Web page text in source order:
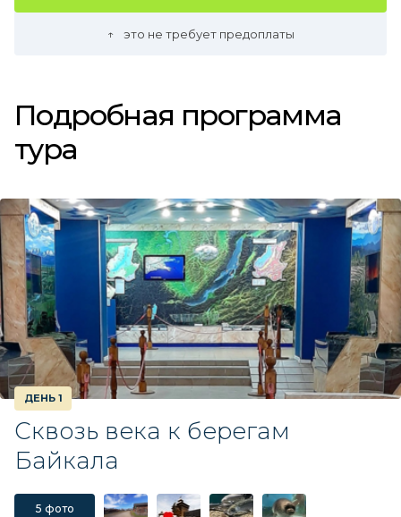
это не требует предоплаты
Подробная программа
тура
ДЕНЬ 1
Сквозь века к берегам
Байкала
5 фото